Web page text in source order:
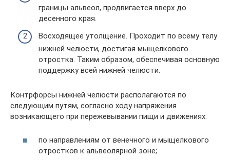
границы альвеол, продвигается вверх до
десенного края.
Восходящее утолщение. Проходит по всему телу
нижней челюсти, достигая мыщелкового
отростка. Таким образом, обеспечивая основную
поддержку всей нижней челюсти.
Контрфорсы нижней челюсти располагаются по
следующим путям, согласно ходу напряжения
возникающего при пережевывании пищи и движениях:
по направлениям от венечного и мыщелкового
отростков к альвеолярной зоне;